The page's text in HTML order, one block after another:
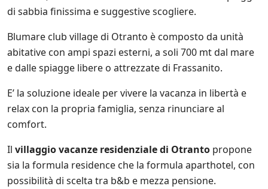
*
l
i
n
i
z
a
i
v
d
S
a
di sabbia finissima e suggestive scogliere.
Blumare club village di Otranto è composto da unità
abitative con ampi spazi esterni, a soli 700 mt dal mare
e dalle spiagge libere o attrezzate di Frassanito.
E’ la soluzione ideale per vivere la vacanza in libertà e
relax con la propria famiglia, senza rinunciare al
comfort.
Il villaggio vacanze residenziale di Otranto propone
sia la formula residence che la formula aparthotel, con
possibilità di scelta tra b&b e mezza pensione.